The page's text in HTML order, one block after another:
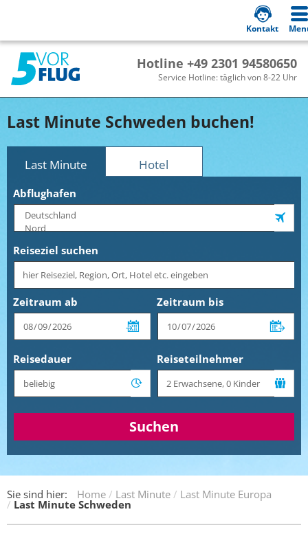
Hotline +49 2301 94580650
Service Hotline: täglich von 8-22 Uhr
Kontakt
Last Minute Schweden buchen!
Last Minute Hotel
Abflughafen
Reiseziel suchen
Zeitraum ab Zeitraum bis
Reisedauer Reiseteilnehmer
Suchen
Sie sind hier: Home Last Minute Last Minute Europa
Last Minute Schweden